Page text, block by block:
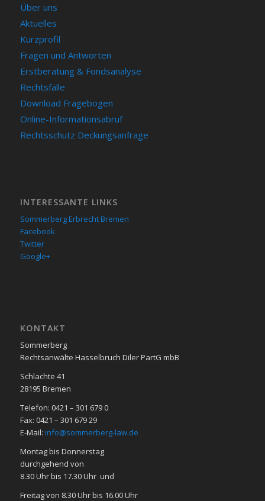
Über uns
Aktuelles
Kurzprofil
Fragen und Antworten
Erstberatung & Fondsanalyse
Rechtsfälle
Download Fragebogen
Online-Informationsabruf
Rechtsschutz Deckungsanfrage
INTERESSANTE LINKS
Sommerberg Erbrecht Bremen
Facebook
Twitter
Google+
KON­TAKT
Sommerberg
Rechtsanwälte Hasselbruch Diler PartG mbB
Schlachte 41
28195 Bre­men
Telefon: 0421 – 301 679 0
Fax: 0421 – 301 679 29
E-Mail: info@sommerberg-law.de
Mon­tag bis Don­ners­tag
durch­ge­hend von
8.30 Uhr bis 17.30 Uhr und
Frei­tag von 8.30 Uhr bis 16.00 Uhr